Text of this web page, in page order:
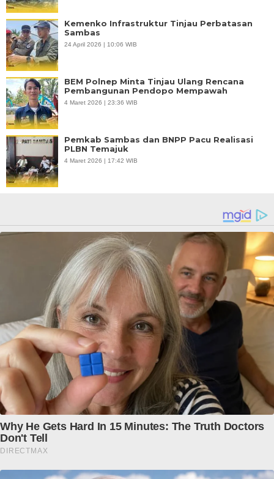
Kemenko Infrastruktur Tinjau Perbatasan
Sambas
24 April 2026 | 10:06 WIB
BEM Polnep Minta Tinjau Ulang Rencana
Pembangunan Pendopo Mempawah
4 Maret 2026 | 23:36 WIB
Pemkab Sambas dan BNPP Pacu Realisasi
PLBN Temajuk
4 Maret 2026 | 17:42 WIB